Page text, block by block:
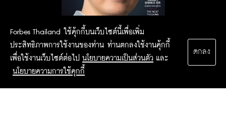
Forbes Thailand ใช้คุ้กกี้บนเว็บไซต์นี้เพื่อเพิ่ม
ประสิทธิภาพการใช้งานของท่าน ท่านตกลงใช้งานคุ้กกี้
เพื่อใช้งานเว็บไซต์ต่อไป นโยบายความเป็นส่วนตัว และ
นโยบายความการใช้คุกกี้
ตกลง
2015 Forbesthailand.com ALL RIGHTS RESERVED